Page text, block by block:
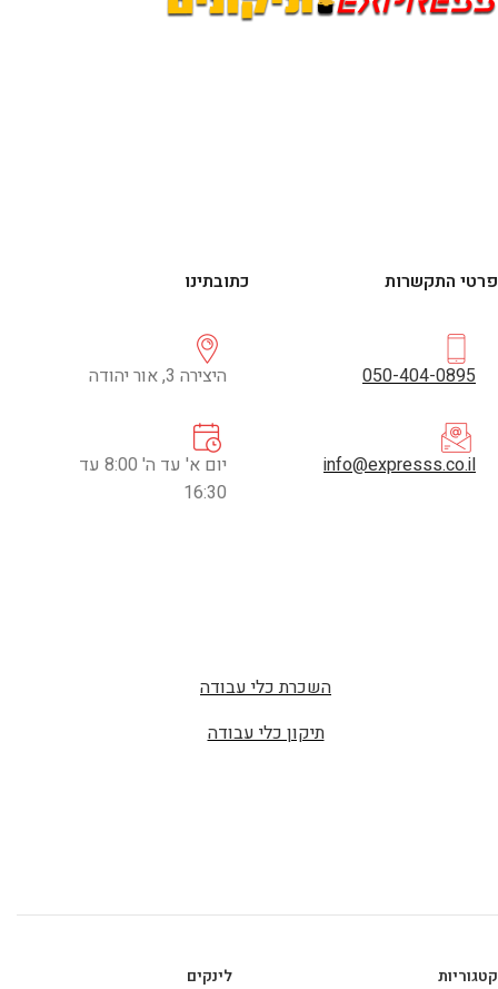
פרטי התקשרות
050-404-0895
info@expresss.co.il
כתובתינו
היצירה 3, אור יהודה
יום א' עד ה' 8:00 עד
16:30
השכרת כלי עבודה
תיקון כלי עבודה
לינקים
קטגוריות